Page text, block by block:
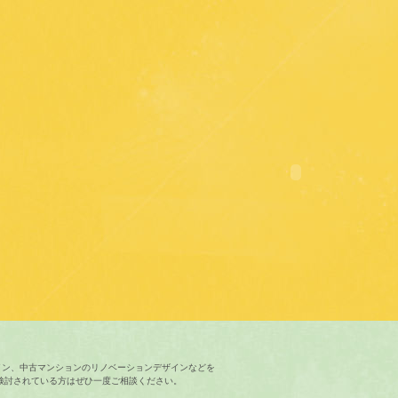
、中古マンションのリノベーションデザインなどを
されている方はぜひ一度ご相談ください。